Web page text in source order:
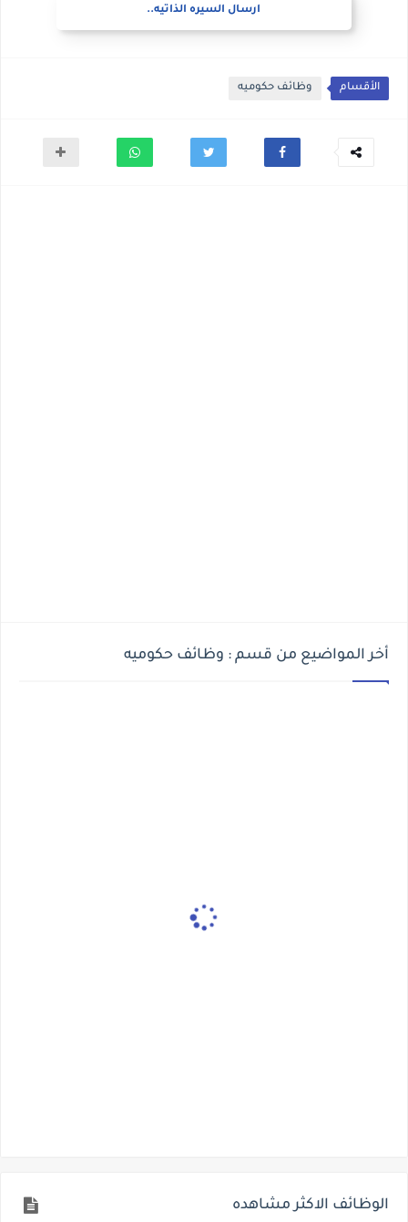
ارسال السيره الذاتيه..
الأقسام وظائف حكوميه
أخر المواضيع من قسم : وظائف حكوميه
الوظائف الاكثر مشاهده